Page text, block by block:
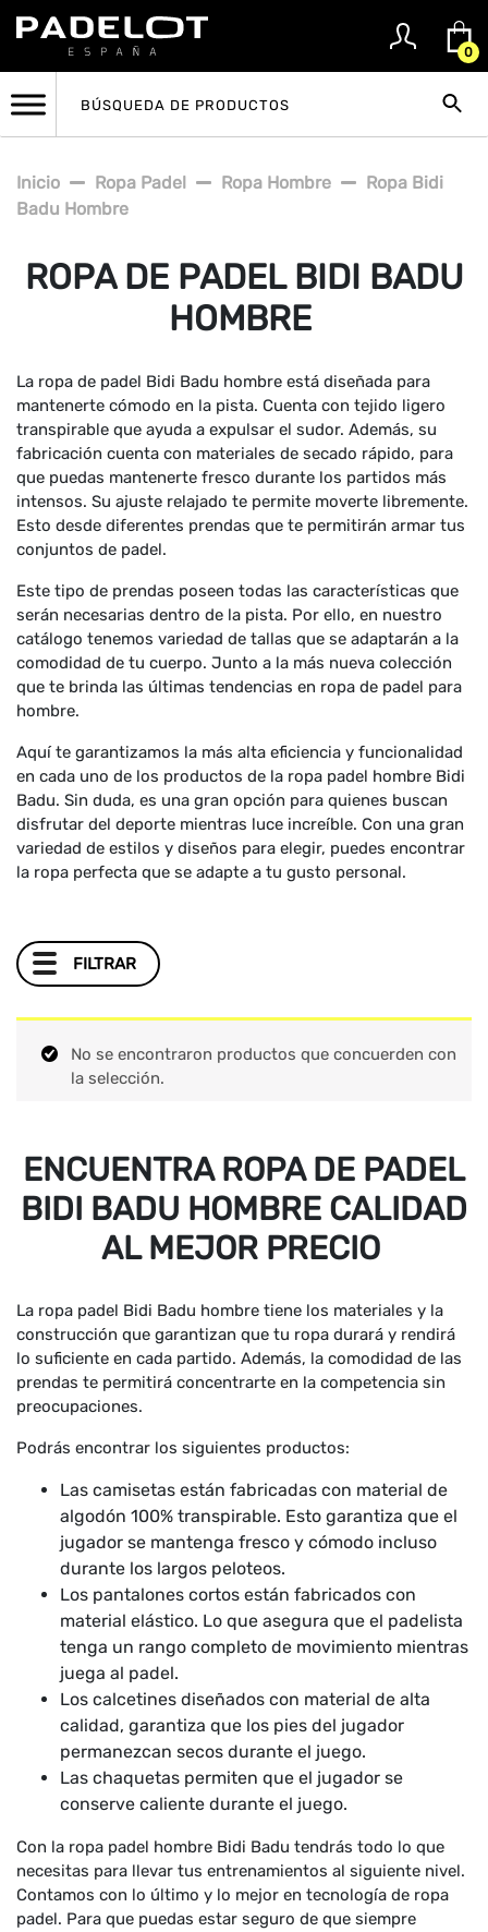
0
Inicio Ropa Padel Ropa Hombre
Ropa Bidi
Badu Hombre
ROPA DE PADEL BIDI BADU
HOMBRE
La ropa de padel Bidi Badu hombre está diseñada para
mantenerte cómodo en la pista. Cuenta con tejido ligero
transpirable que ayuda a expulsar el sudor. Además, su
fabricación cuenta con materiales de secado rápido, para
que puedas mantenerte fresco durante los partidos más
intensos. Su ajuste relajado te permite moverte libremente.
Esto desde diferentes prendas que te permitirán armar tus
conjuntos de padel.
Este tipo de prendas poseen todas las características que
serán necesarias dentro de la pista. Por ello, en nuestro
catálogo tenemos variedad de tallas que se adaptarán a la
comodidad de tu cuerpo. Junto a la más nueva colección
que te brinda las últimas tendencias en ropa de padel para
hombre.
Aquí te garantizamos la más alta eficiencia y funcionalidad
en cada uno de los productos de la ropa padel hombre Bidi
Badu. Sin duda, es una gran opción para quienes buscan
disfrutar del deporte mientras luce increíble. Con una gran
variedad de estilos y diseños para elegir, puedes encontrar
la ropa perfecta que se adapte a tu gusto personal.
FILTRAR
No se encontraron productos que concuerden con
la selección.
ENCUENTRA ROPA DE PADEL
BIDI BADU HOMBRE CALIDAD
AL MEJOR PRECIO
La ropa padel Bidi Badu hombre tiene los materiales y la
construcción que garantizan que tu ropa durará y rendirá
lo suficiente en cada partido. Además, la comodidad de las
prendas te permitirá concentrarte en la competencia sin
preocupaciones.
Podrás encontrar los siguientes productos:
Las camisetas están fabricadas con material de
algodón 100% transpirable. Esto garantiza que el
jugador se mantenga fresco y cómodo incluso
durante los largos peloteos.
Los pantalones cortos están fabricados con
material elástico. Lo que asegura que el padelista
tenga un rango completo de movimiento mientras
juega al padel.
Los calcetines diseñados con material de alta
calidad, garantiza que los pies del jugador
permanezcan secos durante el juego.
Las chaquetas permiten que el jugador se
conserve caliente durante el juego.
Con la ropa padel hombre Bidi Badu tendrás todo lo que
necesitas para llevar tus entrenamientos al siguiente nivel.
Contamos con lo último y lo mejor en tecnología de ropa
padel. Para que puedas estar seguro de que siempre